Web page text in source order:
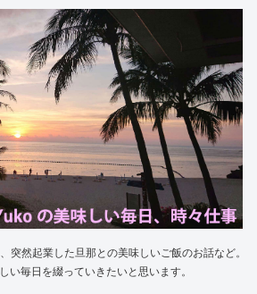
突然起業した旦那との美味しいご飯のお話など。
い毎日を綴っていきたいと思います。